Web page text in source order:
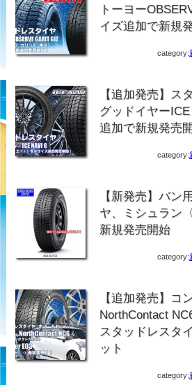
トーヨー
イズ追加で新規
category:
【追加発売】ス
グッドイヤー
追加で新規発売
category:
【新発売】バン
ヤ、ミシュラン
新規発売開始
category:
【追加発売】コ
NorthContact
スタッドレスタ
ット
category: